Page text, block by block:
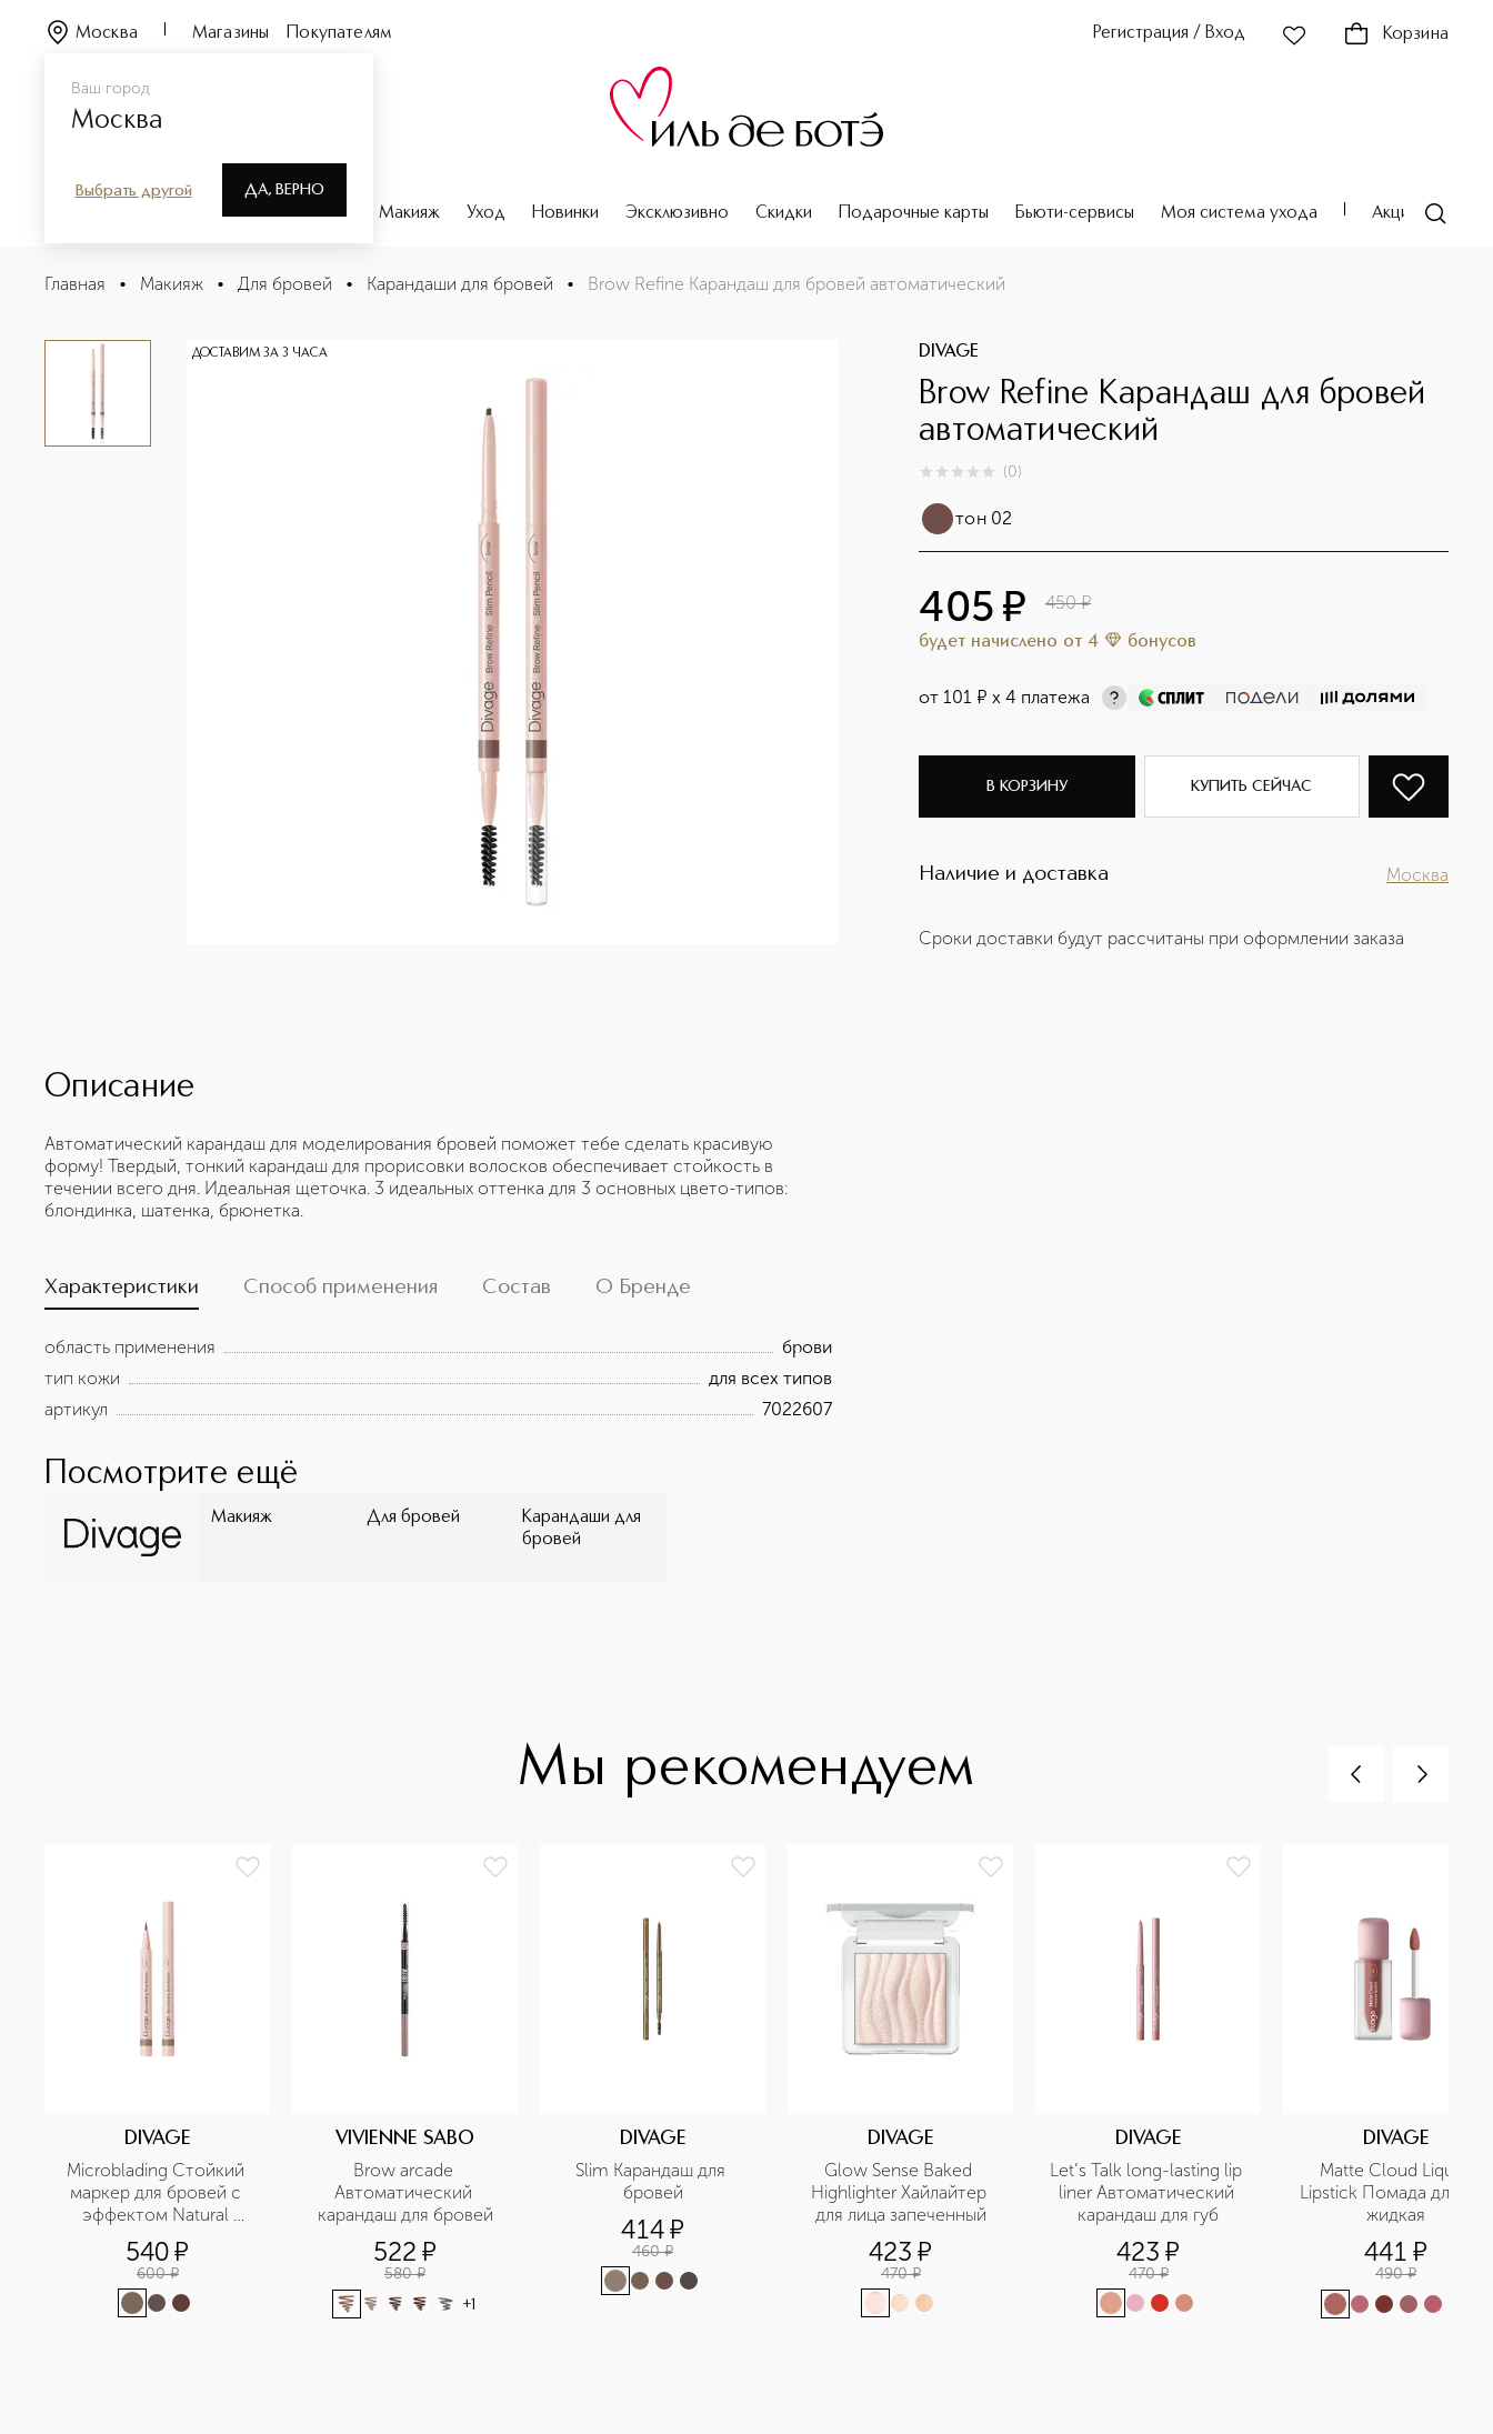
Ваш город
Москва
Выбрать другой ДА, ВЕРНО
Москва Магазины Покупателям Регистрация / Вход Корзина
Парфюмерия Макияж Уход Новинки Эксклюзивно Скидки Подарочные карты Бьюти-сервисы Моя система ухода Акции
Brow Refine Карандаш для бровей автоматический
Описание
Главная • Макияж • Для бровей • Карандаши для бровей • Brow Refine Карандаш для бровей автоматический
ДОСТАВИМ ЗА 3 ЧАСА DIVAGE
Brow Refine Карандаш для бровей
автоматический
0из 0 (0)
тон 02
405 ¤ 450 ¤
будет начислено от 4 бонусов
от 101 ¤ х 4 платежа
В КОРЗИНУ КУПИТЬ СЕЙЧАС
Наличие и доставка Москва
Сроки доставки будут рассчитаны при оформлении заказа
Описание
Автоматический карандаш для моделирования бровей поможет тебе сделать красивую
форму! Твердый, тонкий карандаш для прорисовки волосков обеспечивает стойкость в
течении всего дня. Идеальная щеточка. 3 идеальных оттенка для 3 основных цвето-типов:
блондинка, шатенка, брюнетка.
Характеристики Способ применения Состав О Бренде
область применения
брови
тип кожи
для всех типов
артикул
7022607
Посмотрите ещё
Макияж Для бровей
Карандаши для
бровей
Мы рекомендуем
DIVAGE
Microblading Стойкий
маркер для бровей с
эффектом Natural
Tattoo
540¤
600 ¤
VIVIENNE SABO
Brow arcade
Автоматический
карандаш для бровей
522 ¤
580 ¤
+1
DIVAGE
Slim Карандаш для
бровей
414¤
460 ¤
DIVAGE
Glow Sense Baked
Highlighter Хайлайтер
для лица запеченный
423 ¤
470 ¤
DIVAGE
Let’s Talk long-lasting lip
liner Автоматический
карандаш для губ
423 ¤
470 ¤
DIVAGE
Matte Cloud Liquid
Lipstick Помада для губ
жидкая
441 ¤
490 ¤